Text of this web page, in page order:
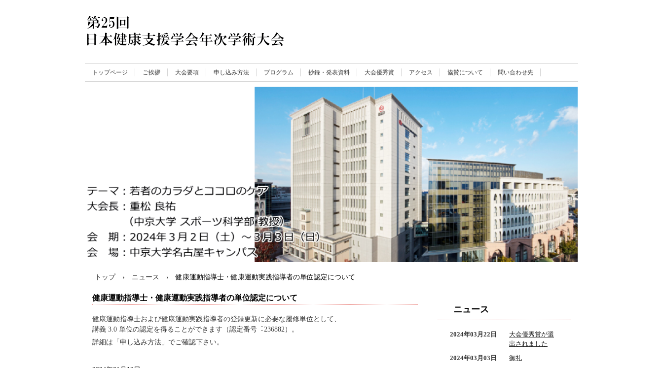
トップページ ご挨拶 大会要項 申し込み方法 プログラム 抄録・発表資料 大会優秀賞 アクセス 協賛について 問い合わせ先
トップ › ニュース › 健康運動指導士・健康運動実践指導者の単位認定について
健康運動指導士・健康運動実践指導者の単位認定について
健康運動指導⼠および健康運動実践指導者の登録更新に必要な履修単位として、
講義 3.0 単位の認定を得ることができます（認定番号︓236882）。
詳細は 「申し込み方法」 でご確認下さい。
ニュース
2024年03月22日
大会優秀賞が選
出されました
2024年03月03日
御礼